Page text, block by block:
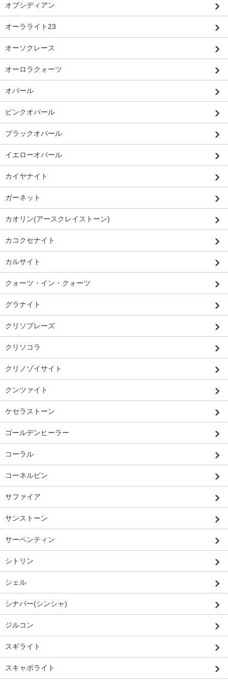
オブシディアン
オーラライト23
オーソクレース
オーロラクォーツ
オパール
ピンクオパール
ブラックオパール
イエローオパール
カイヤナイト
ガーネット
カオリン(アースクレイストーン)
カコクセナイト
カルサイト
クォーツ・イン・クォーツ
グラナイト
クリソプレーズ
クリソコラ
クリノゾイサイト
クンツァイト
ケセラストーン
ゴールデンヒーラー
コーラル
コーネルピン
サファイア
サンストーン
サーペンティン
シトリン
シェル
シナバー(シンシャ)
ジルコン
スギライト
スキャポライト